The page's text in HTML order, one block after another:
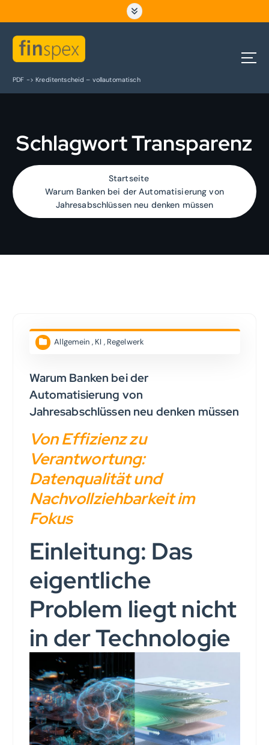
PDF -> Kreditentscheid – vollautomatisch
Schlagwort Transparenz
Startseite
Warum Banken bei der Automatisierung von
Jahresabschlüssen neu denken müssen
Allgemein , KI , Regelwerk
Warum Banken bei der
Automatisierung von
Jahresabschlüssen neu denken müssen
Von Effizienz zu
Verantwortung:
Datenqualität und
Nachvollziehbarkeit im
Fokus
Einleitung: Das
eigentliche
Problem liegt nicht
in der Technologie